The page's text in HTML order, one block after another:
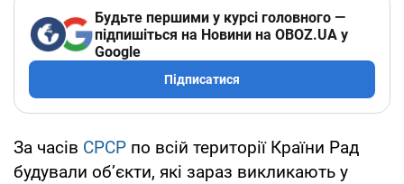
Будьте першими у курсі головного —
підпишіться на Новини на OBOZ.UA у
Google
Підписатися
За часів СРСР по всій території Країни Рад
будували об’єкти, які зараз викликають у